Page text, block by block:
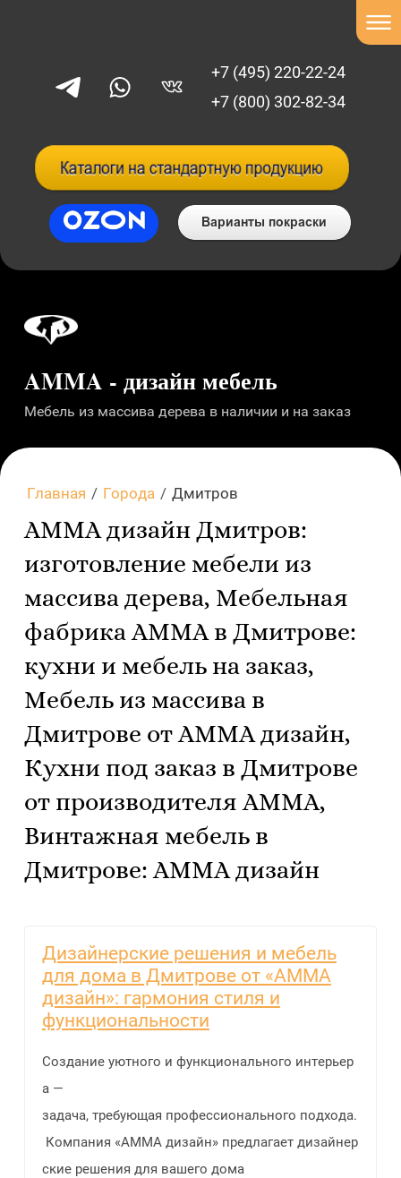
+7 (495) 220-22-24
+7 (800) 302-82-34
AMMA - дизайн мебель
Мебель из массива дерева в наличии и на заказ
Главная / Города / Дмитров
АММА дизайн Дмитров:
изготовление мебели из
массива дерева, Мебельная
фабрика АММА в Дмитрове:
кухни и мебель на заказ,
Мебель из массива в
Дмитрове от АММА дизайн,
Кухни под заказ в Дмитрове
от производителя АММА,
Винтажная мебель в
Дмитрове: АММА дизайн
Дизайнерские решения и мебель
для дома в Дмитрове от «АММА
дизайн»: гармония стиля и
функциональности
Создание уютного и функционального интерьер
а —
задача, требующая профессионального подхода.
Компания «АММА дизайн» предлагает дизайнер
ские решения для вашего дома